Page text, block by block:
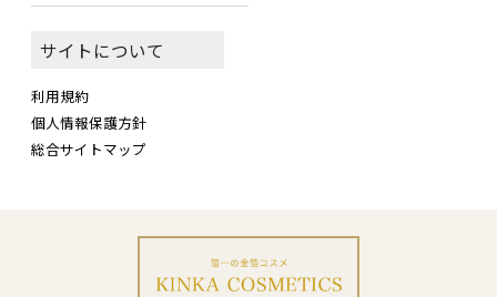
サイトについて
利用規約
個人情報保護方針
総合サイトマップ